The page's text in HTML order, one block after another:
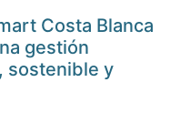
Costa Blanca
gestión
sostenible y